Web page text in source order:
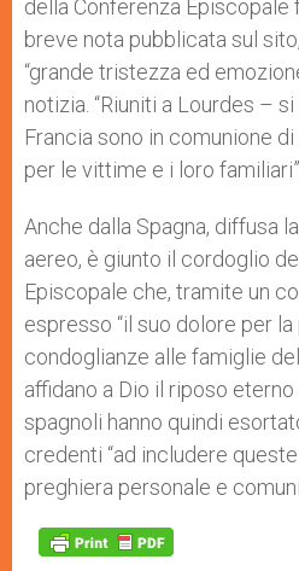
della Conferenza Episcopale
breve nota pubblicata sul
“grande tristezza ed
notizia. “Riuniti a Lourdes –
Francia sono in comunione
per le vittime e i loro familiari”.
Anche dalla Spagna, diffusa
aereo, è giunto il cordoglio
Episcopale che, tramite un
espresso “il suo dolore per la
condoglianze alle famiglie
affidano a Dio il riposo
spagnoli hanno quindi
credenti “ad includere
preghiera personale e